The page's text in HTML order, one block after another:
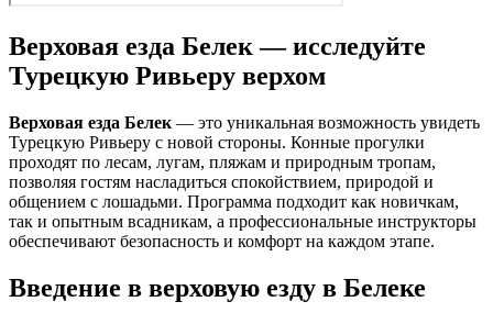
Верховая езда Белек — исследуйте
Турецкую Ривьеру верхом
Верховая езда Белек — это уникальная возможность увидеть
Турецкую Ривьеру с новой стороны. Конные прогулки
проходят по лесам, лугам, пляжам и природным тропам,
позволяя гостям насладиться спокойствием, природой и
общением с лошадьми. Программа подходит как новичкам,
так и опытным всадникам, а профессиональные инструкторы
обеспечивают безопасность и комфорт на каждом этапе.
Введение в верховую езду в Белеке